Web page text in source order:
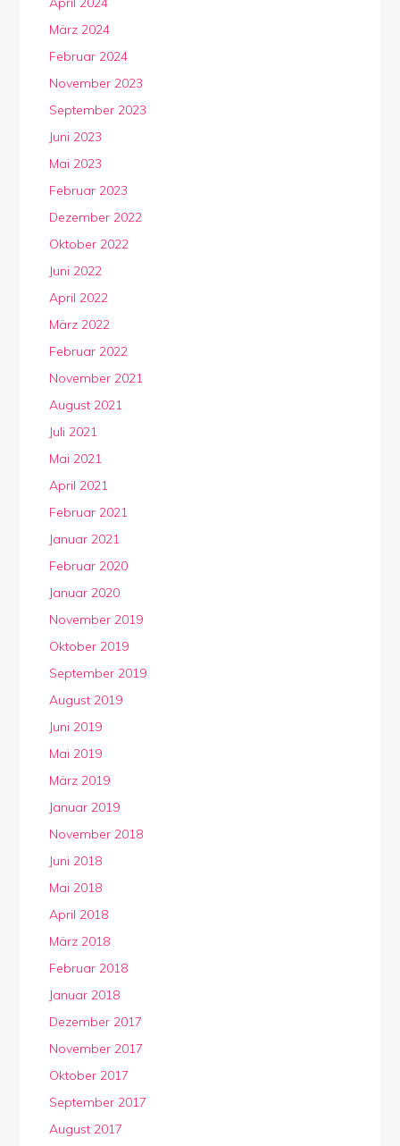
März 2024
Februar 2024
November 2023
September 2023
Juni 2023
Mai 2023
Februar 2023
Dezember 2022
Oktober 2022
Juni 2022
April 2022
März 2022
Februar 2022
November 2021
August 2021
Juli 2021
Mai 2021
April 2021
Februar 2021
Januar 2021
Februar 2020
Januar 2020
November 2019
Oktober 2019
September 2019
August 2019
Juni 2019
Mai 2019
März 2019
Januar 2019
November 2018
Juni 2018
Mai 2018
April 2018
März 2018
Februar 2018
Januar 2018
Dezember 2017
November 2017
Oktober 2017
September 2017
August 2017